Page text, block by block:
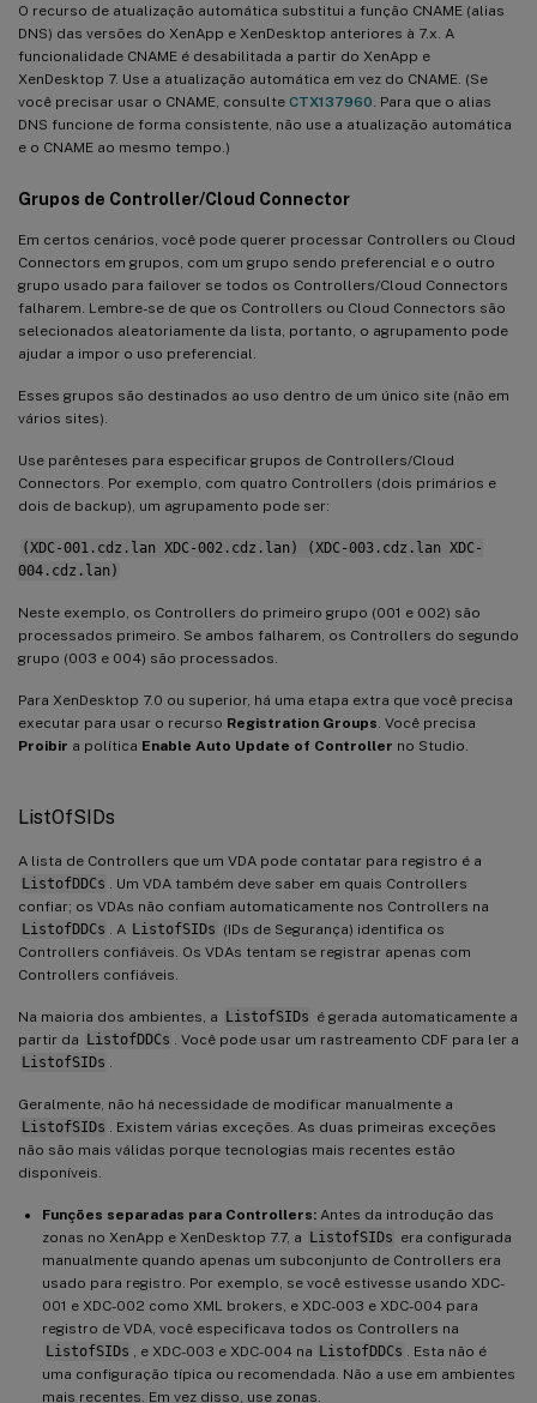
O recurso de atualização automática substitui a função CNAME (alias
DNS) das versões do XenApp e XenDesktop anteriores à 7.x. A
funcionalidade CNAME é desabilitada a partir do XenApp e
XenDesktop 7. Use a atualização automática em vez do CNAME. (Se
você precisar usar o CNAME, consulte CTX137960. Para que o alias
DNS funcione de forma consistente, não use a atualização automática
e o CNAME ao mesmo tempo.)
Grupos de Controller/Cloud Connector
Em certos cenários, você pode querer processar Controllers ou Cloud
Connectors em grupos, com um grupo sendo preferencial e o outro
grupo usado para failover se todos os Controllers/Cloud Connectors
falharem. Lembre-se de que os Controllers ou Cloud Connectors são
selecionados aleatoriamente da lista, portanto, o agrupamento pode
ajudar a impor o uso preferencial.
Esses grupos são destinados ao uso dentro de um único site (não em
vários sites).
Use parênteses para especificar grupos de Controllers/Cloud
Connectors. Por exemplo, com quatro Controllers (dois primários e
dois de backup), um agrupamento pode ser:
(XDC-001.cdz.lan XDC-002.cdz.lan) (XDC-003.cdz.lan XDC-
004.cdz.lan)
Neste exemplo, os Controllers do primeiro grupo (001 e 002) são
processados primeiro. Se ambos falharem, os Controllers do segundo
grupo (003 e 004) são processados.
Para XenDesktop 7.0 ou superior, há uma etapa extra que você precisa
executar para usar o recurso Registration Groups. Você precisa
Proibir a política Enable Auto Update of Controller no Studio.
ListOfSIDs
A lista de Controllers que um VDA pode contatar para registro é a
ListofDDCs . Um VDA também deve saber em quais Controllers
confiar; os VDAs não confiam automaticamente nos Controllers na
ListofDDCs . A ListofSIDs (IDs de Segurança) identifica os
Controllers confiáveis. Os VDAs tentam se registrar apenas com
Controllers confiáveis.
Na maioria dos ambientes, a ListofSIDs é gerada automaticamente a
partir da ListofDDCs . Você pode usar um rastreamento CDF para ler a
ListofSIDs .
Geralmente, não há necessidade de modificar manualmente a
ListofSIDs . Existem várias exceções. As duas primeiras exceções
não são mais válidas porque tecnologias mais recentes estão
disponíveis.
Funções separadas para Controllers: Antes da introdução das
zonas no XenApp e XenDesktop 7.7, a ListofSIDs era configurada
manualmente quando apenas um subconjunto de Controllers era
usado para registro. Por exemplo, se você estivesse usando XDC-
001 e XDC-002 como XML brokers, e XDC-003 e XDC-004 para
registro de VDA, você especificava todos os Controllers na
ListofSIDs , e XDC-003 e XDC-004 na ListofDDCs . Esta não é
uma configuração típica ou recomendada. Não a use em ambientes
mais recentes. Em vez disso, use zonas.